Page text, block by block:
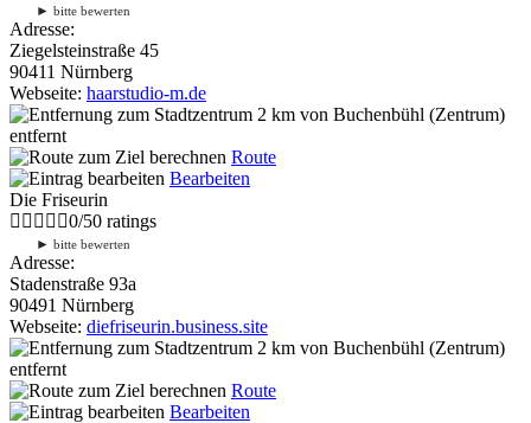
► bitte bewerten
Adresse:
Ziegelsteinstraße 45
90411 Nürnberg
Webseite: haarstudio-m.de
2 km von Buchenbühl (Zentrum)
entfernt
Route
Bearbeiten
Die Friseurin
0/50 ratings
► bitte bewerten
Adresse:
Stadenstraße 93a
90491 Nürnberg
Webseite: diefriseurin.business.site
2 km von Buchenbühl (Zentrum)
entfernt
Route
Bearbeiten